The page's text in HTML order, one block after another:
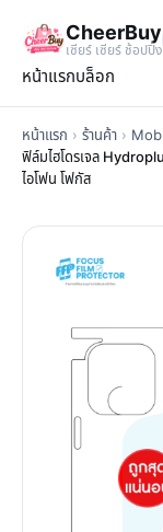
CheerBuy
เซียร์ เซียร์ ช้อปปิ้ง
หน้าแรกบล็อก
หน้าแรก › ร้านค้า ›
ฟิล์มไฮโดรเจล
ไอโฟน โฟกัส